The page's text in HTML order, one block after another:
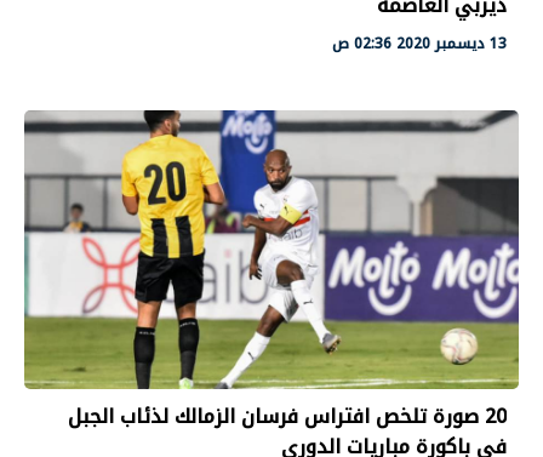
13 ديسمبر 2020 02:36 ص
20 صورة تلخص افتراس فرسان الزمالك لذئاب الجبل
فى باكورة مباريات الدوري